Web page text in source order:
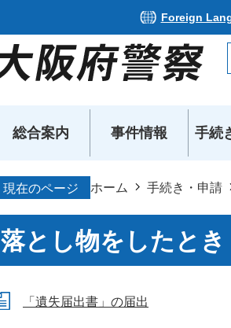
Foreign
総合案内 事件情報 手続
現在のページ ホーム 手続き・申請
落とし物をしたとき
「遺失届出書」の届出